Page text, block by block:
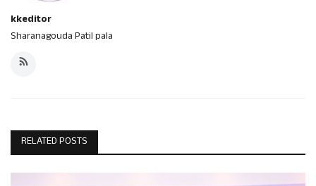
kkeditor
Sharanagouda Patil pala
RELATED POSTS